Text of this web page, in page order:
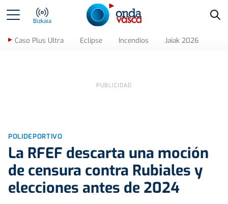
Bizkaia
Caso Plus Ultra Eclipse Incendios Jaiak 2026
POLIDEPORTIVO
La RFEF descarta una moción
de censura contra Rubiales y
elecciones antes de 2024